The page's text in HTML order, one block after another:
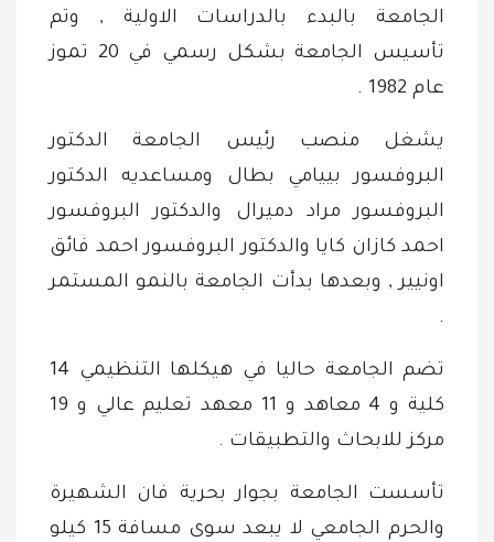
الجامعة بالبدء بالدراسات الاولية , وتم
تأسيس الجامعة بشكل رسمي في 20 تموز
عام 1982 .
يشغل منصب رئيس الجامعة الدكتور
البروفسور بييامي بطال ومساعديه الدكتور
البروفسور مراد دميرال والدكتور البروفسور
احمد كازان كايا والدكتور البروفسور احمد فائق
اونيير , وبعدها بدأت الجامعة بالنمو المستمر
.
تضم الجامعة حاليا في هيكلها التنظيمي 14
كلية و 4 معاهد و 11 معهد تعليم عالي و 19
مركز للابحاث والتطبيقات .
تأسست الجامعة بجوار بحرية فان الشهيرة
والحرم الجامعي لا يبعد سوى مسافة 15 كيلو